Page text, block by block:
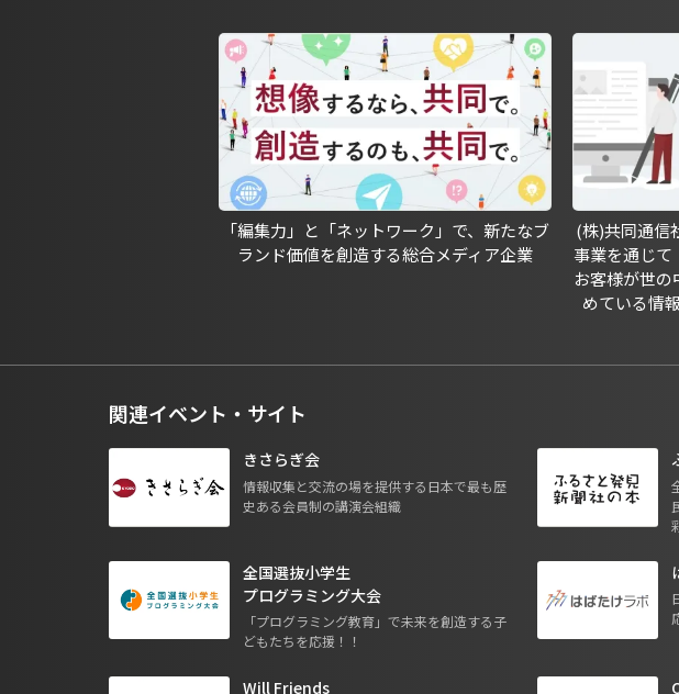
「編集力」と「ネットワーク」で、新たなブ
ランド価値を創造する総合メディア企業
(株)共同通信
事業を通じて
お客様が世
めている情
関連イベント・サイト
きさらぎ会
情報収集と交流の場を提供する日本で最も歴
史ある会員制の講演会組織
全国選抜小学生
プログラミング大会
「プログラミング教育」で未来を創造する子
どもたちを応援！！
Will Friends